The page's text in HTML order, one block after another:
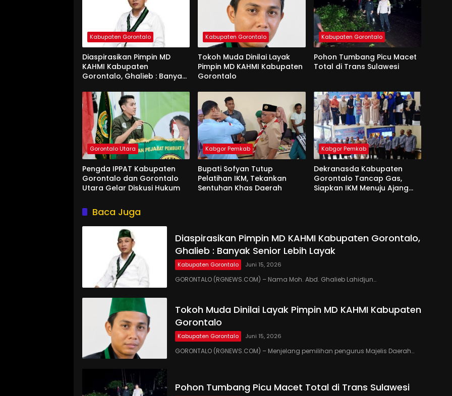
Kabupaten Gorontalo
Diaspirasikan Pimpin MD
KAHMI Kabupaten
Gorontalo, Ghalieb : Banyak
Kabupaten Gorontalo
Tokoh Muda Dinilai Layak
Pimpin MD KAHMI Kabupaten
Gorontalo
Kabupaten Gorontalo
Pohon Tumbang Picu Macet
Total di Trans Sulawesi
Gorontalo Utara
Pengda IPPAT Kabupaten
Gorontalo dan Gorontalo
Utara Gelar Diskusi Hukum
Kabgor Pemkab
Bupati Sofyan Tutup
Pelatihan IKM, Tekankan
Sentuhan Khas Daerah
Kabgor Pemkab
Dekranasda Kabupaten
Gorontalo Tancap Gas,
Siapkan IKM Menuju Ajang
Baca Juga
Diaspirasikan Pimpin MD KAHMI Kabupaten Gorontalo,
Ghalieb : Banyak Senior Lebih Layak
Kabupaten Gorontalo Juni 15, 2026
GORONTALO (RGNEWS.COM) – Nama Moh. Abd. Ghalieb Lahidjun…
Tokoh Muda Dinilai Layak Pimpin MD KAHMI Kabupaten
Gorontalo
Kabupaten Gorontalo Juni 15, 2026
GORONTALO (RGNEWS.COM) – Menjelang pemilihan pengurus Majelis Daerah…
Pohon Tumbang Picu Macet Total di Trans Sulawesi